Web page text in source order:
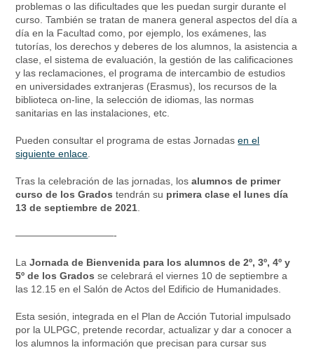
problemas o las dificultades que les puedan surgir durante el
curso. También se tratan de manera general aspectos del día a
día en la Facultad como, por ejemplo, los exámenes, las
tutorías, los derechos y deberes de los alumnos, la asistencia a
clase, el sistema de evaluación, la gestión de las calificaciones
y las reclamaciones, el programa de intercambio de estudios
en universidades extranjeras (Erasmus), los recursos de la
biblioteca on-line, la selección de idiomas, las normas
sanitarias en las instalaciones, etc.
Pueden consultar el programa de estas Jornadasen el
siguiente enlace.
Tras la celebración de las jornadas, losalumnos de primer
curso de los Grados tendrán su primera clase el lunes día
13 de septiembre de 2021.
——————————-
LaJornada de Bienvenida para los alumnos de 2º, 3º, 4º y
5º de los Gradosse celebrará el viernes 10 de septiembre a
las 12.15 en el Salón de Actos del Edificio de Humanidades.
Esta sesión, integrada en el Plan de Acción Tutorial impulsado
por la ULPGC, pretende recordar, actualizar y dar a conocer a
los alumnos la información que precisan para cursar sus